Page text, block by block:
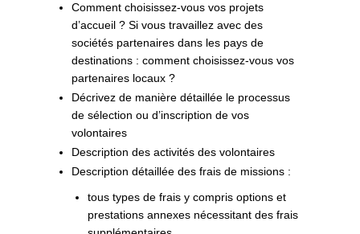
Comment choisissez-vous vos projets
d’accueil ? Si vous travaillez avec des
sociétés partenaires dans les pays de
destinations : comment choisissez-vous vos
partenaires locaux ?
Décrivez de manière détaillée le processus
de sélection ou d’inscription de vos
volontaires
Description des activités des volontaires
Description détaillée des frais de missions :
tous types de frais y compris options et
prestations annexes nécessitant des frais